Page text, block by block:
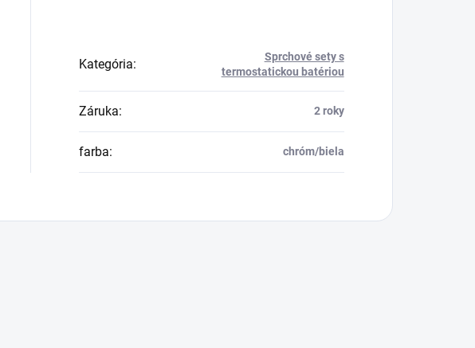
Kategória:
Sprchové sety s
termostatickou batériou
Záruka: 2 roky
farba: chróm/biela